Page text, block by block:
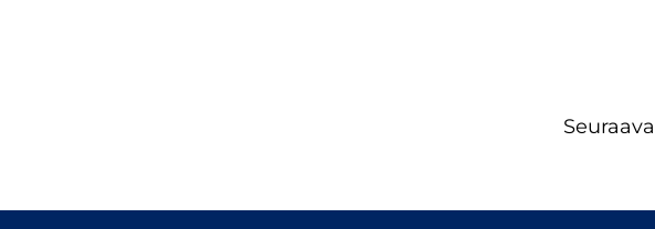
Seuraava